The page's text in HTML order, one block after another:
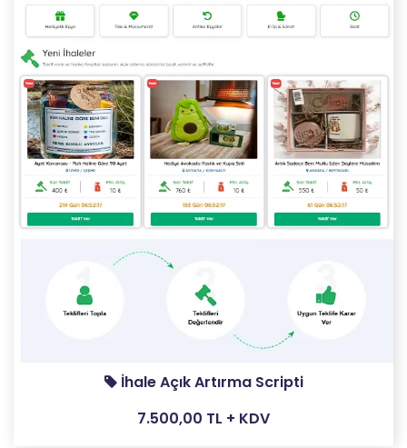
İhale Açık Artırma Scripti
7.500,00 TL + KDV